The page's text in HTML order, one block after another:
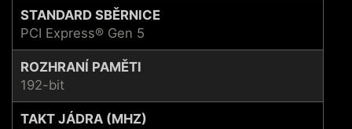
STANDARD SBĚRNICE
PCI Express® Gen 5
ROZHRANÍ PAMĚTI
192-bit
TAKT JÁDRA (MHZ)